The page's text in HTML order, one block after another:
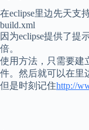
在eclipse里边先天支
build.xml
因为eclipse提供了提
倍。
使用方法，只需要建
件。然后就可以在里
但是时刻记住http://